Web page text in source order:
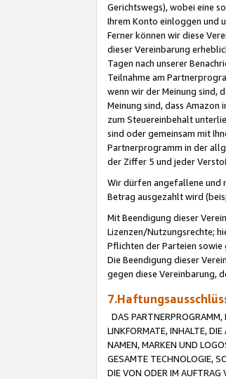
Gerichtswegs), wobei eine
Ihrem Konto einloggen und
Ferner können wir diese
dieser Vereinbarung
Tagen nach unserer
Teilnahme am
wenn wir der Meinung sind,
Meinung sind, dass
zum Steuereinbehalt
sind oder gemeinsam mit
Partnerprogramm in der
der Ziffer 5 und jeder
Wir dürfen angefallene und
Betrag ausgezahlt wird
Mit Beendigung dieser
Lizenzen/Nutzungsrechte;
Pflichten der Parteien
Die Beendigung dieser
gegen diese Vereinbarung,
DAS
LINKFORMATE, INHALTE,
NAMEN, MARKEN UND
GESAMTE TECHNOLOGIE,
DIE VON ODER IM AUFTRAG